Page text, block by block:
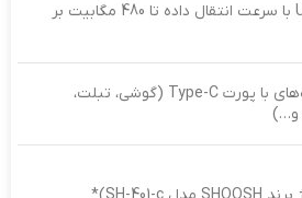
USB 2.0 با سرعت انتقال داده تا 480 مگابیت بر
دستگاه‌های با پورت Type-C (گوشی، تبلت،
و…)